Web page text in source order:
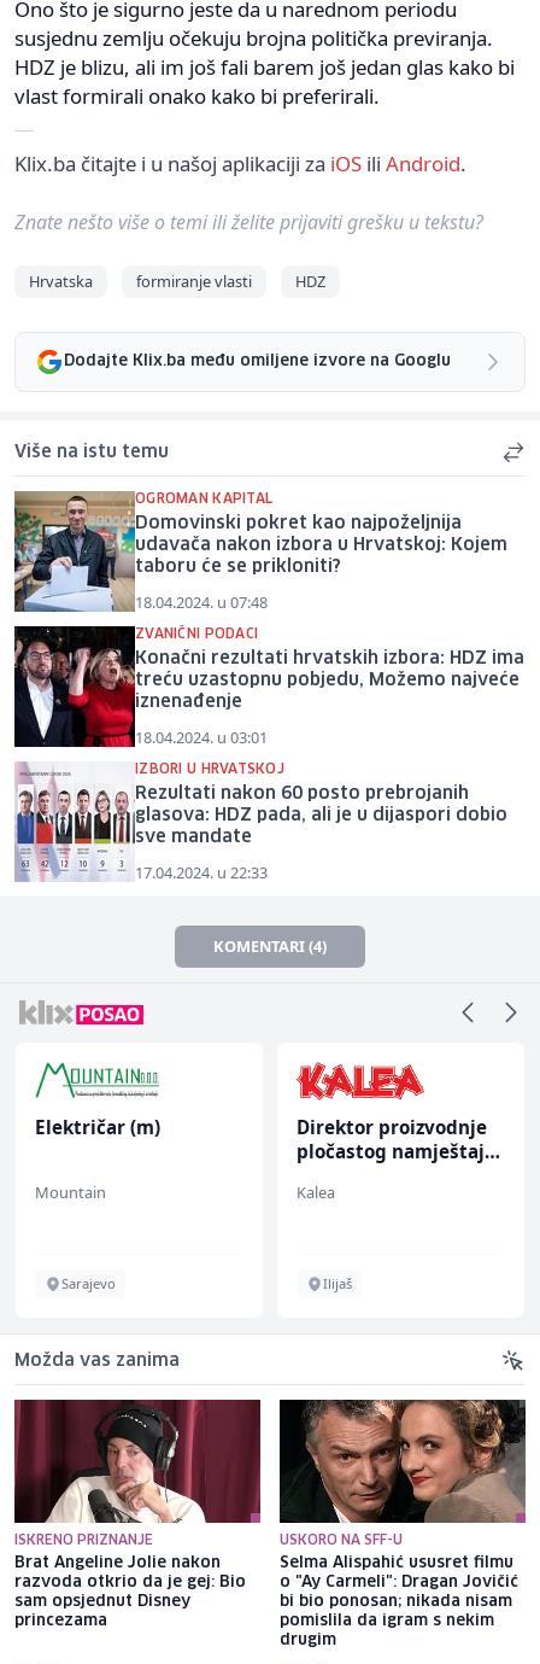
Ono što je sigurno jeste da u narednom periodu
susjednu zemlju očekuju brojna politička previranja.
HDZ je blizu, ali im još fali barem još jedan glas kako bi
vlast formirali onako kako bi preferirali.
Klix.ba čitajte i u našoj aplikaciji za iOS ili Android.
Znate nešto više o temi ili želite prijaviti grešku u tekstu?
Hrvatska formiranje vlasti HDZ
Dodajte Klix.ba među omiljene izvore na Googlu
Više na istu temu
OGROMAN KAPITAL
Domovinski pokret kao najpoželjnija
udavača nakon izbora u Hrvatskoj: Kojem
taboru će se prikloniti?
18.04.2024. u 07:48
ZVANIČNI PODACI
Konačni rezultati hrvatskih izbora: HDZ ima
treću uzastopnu pobjedu, Možemo najveće
iznenađenje
18.04.2024. u 03:01
IZBORI U HRVATSKOJ
Rezultati nakon 60 posto prebrojanih
glasova: HDZ pada, ali je u dijaspori dobio
sve mandate
17.04.2024. u 22:33
KOMENTARI (4)
Električar (m)
Mountain
Sarajevo
Direktor proizvodnje
pločastog namještaja
Kalea
Ilijaš
Možda vas zanima
ISKRENO PRIZNANJE
Brat Angeline Jolie nakon
razvoda otkrio da je gej: Bio
sam opsjednut Disney
princezama
USKORO NA SFF-U
Selma Alispahić ususret filmu
o "Ay Carmeli": Dragan Jovičić
bi bio ponosan; nikada nisam
pomislila da igram s nekim
drugim